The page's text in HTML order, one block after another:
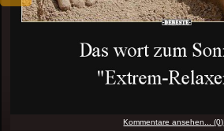
Kommentare ansehen... (0)